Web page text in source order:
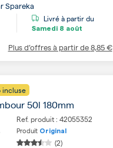
Spareka
Livré à partir du
Samedi 8 août
Plus d’offres à partir de8,85 €
incluse
50l 180mm
Ref. produit : 42055352
Produit Original
(2)